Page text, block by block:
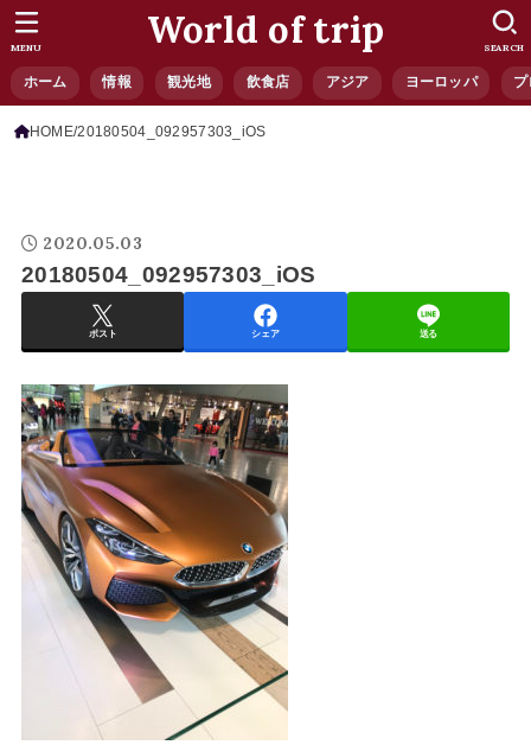
World of trip
ホーム 情報 観光地 飲食店 アジア ヨーロッパ プ
SEARCH
MENU
HOME 20180504_092957303_iOS
2020.05.03
20180504_092957303_iOS
ポスト シェア 送る